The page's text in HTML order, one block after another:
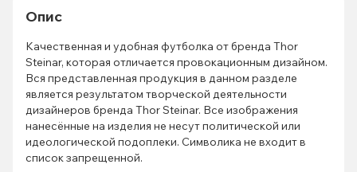
Опис
Качественная и удобная футболка от бренда Thor
Steinar, которая отличается провокационным дизайном.
Вся представленная продукция в данном разделе
является результатом творческой деятельности
дизайнеров бренда Thor Steinar. Все изображения
нанесённые на изделия не несут политической или
идеологической подоплеки. Символика не входит в
список запрещенной.